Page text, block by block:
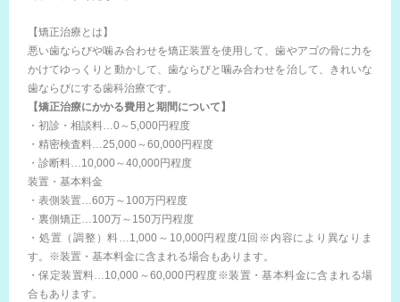
【矯正治療とは】
悪い歯ならびや噛み合わせを矯正装置を使用して、歯やアゴの骨に力を
かけてゆっくりと動かして、歯ならびと噛み合わせを治して、きれいな
歯ならびにする歯科治療です。
【矯正治療にかかる費用と期間について】
・初診・相談料…0～5,000円程度
・精密検査料…25,000～60,000円程度
・診断料…10,000～40,000円程度
装置・基本料金
・表側装置…60万～100万円程度
・裏側矯正…100万～150万円程度
・処置（調整）料…1,000～10,000円程度/1回※内容により異なりま
す。※装置・基本料金に含まれる場合もあります。
・保定装置料…10,000～60,000円程度※装置・基本料金に含まれる場
合もあります。